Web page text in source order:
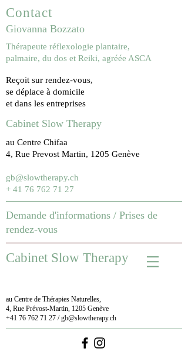
Contact
Giovanna Bozzato
Thérapeute réflexologie plantaire,
palmaire, du dos et Reiki, agréée ASCA
Reçoit sur rendez-vous,
se déplace à domicile
et dans les entreprises
Cabinet Slow Therapy
au Centre Chifaa
4, Rue Prevost Martin, 1205 Genève
gb@slowtherapy.ch
+ 41 76 762 71 27
Demande d'informations / Prises de
rendez-vous
Cabinet Slow Therapy
au Centre de Thérapies Naturelles,
4, Rue Prévost-Martin, 1205 Genève
+41 76 762 71 27 /gb@slowtherapy.ch